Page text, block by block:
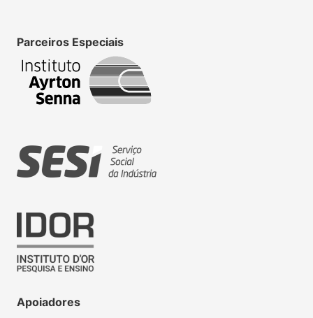
Parceiros Especiais
Apoiadores